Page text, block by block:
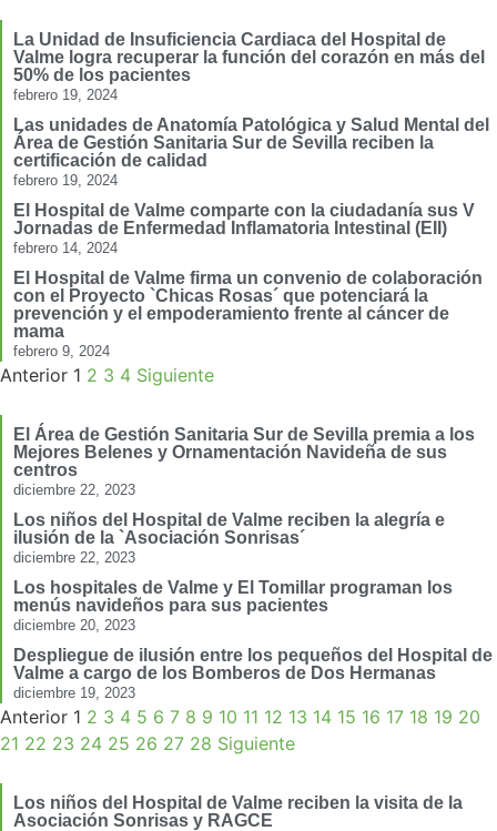
La Unidad de Insuficiencia Cardiaca del Hospital de
Valme logra recuperar la función del corazón en más del
50% de los pacientes
febrero 19, 2024
Las unidades de Anatomía Patológica y Salud Mental del
Área de Gestión Sanitaria Sur de Sevilla reciben la
certificación de calidad
febrero 19, 2024
El Hospital de Valme comparte con la ciudadanía sus V
Jornadas de Enfermedad Inflamatoria Intestinal (EII)
febrero 14, 2024
El Hospital de Valme firma un convenio de colaboración
con el Proyecto `Chicas Rosas´ que potenciará la
prevención y el empoderamiento frente al cáncer de
mama
febrero 9, 2024
Anterior 1 2 3 4 Siguiente
El Área de Gestión Sanitaria Sur de Sevilla premia a los
Mejores Belenes y Ornamentación Navideña de sus
centros
diciembre 22, 2023
Los niños del Hospital de Valme reciben la alegría e
ilusión de la `Asociación Sonrisas´
diciembre 22, 2023
Los hospitales de Valme y El Tomillar programan los
menús navideños para sus pacientes
diciembre 20, 2023
Despliegue de ilusión entre los pequeños del Hospital de
Valme a cargo de los Bomberos de Dos Hermanas
diciembre 19, 2023
Anterior 1 2 3 4 5 6 7 8 9 10 11 12 13 14 15 16 17 18 19 20
21 22 23 24 25 26 27 28 Siguiente
Los niños del Hospital de Valme reciben la visita de la
Asociación Sonrisas y RAGCE